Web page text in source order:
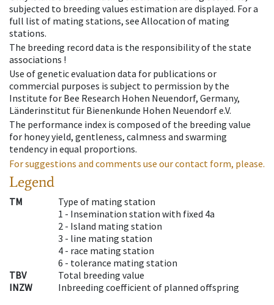
subjected to breeding values estimation are displayed. For a
full list of mating stations, see Allocation of mating
stations.
The breeding record data is the responsibility of the state
associations !
Use of genetic evaluation data for publications or
commercial purposes is subject to permission by the
Institute for Bee Research Hohen Neuendorf, Germany,
Länderinstitut für Bienenkunde Hohen Neuendorf e.V.
The performance index is composed of the breeding value
for honey yield, gentleness, calmness and swarming
tendency in equal proportions.
For suggestions and comments use our contact form, please.
Legend
TM
Type of mating station
1 - Insemination station with fixed 4a
2 - Island mating station
3 - line mating station
4 - race mating station
6 - tolerance mating station
TBV
Total breeding value
INZW
Inbreeding coefficient of planned offspring